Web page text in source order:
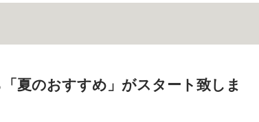
夏のおすすめ」がスタート致しま